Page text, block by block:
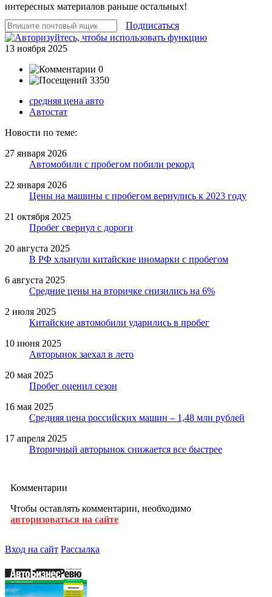
интересных материалов раньше остальных!
Подписаться
13 ноября 2025
0
3350
средняя цена авто
Автостат
Новости по теме:
27 января 2026
Автомобили с пробегом побили рекорд
22 января 2026
Цены на машины с пробегом вернулись к 2023 году
21 октября 2025
Пробег свернул с дороги
20 августа 2025
В РФ хлынули китайские иномарки с пробегом
6 августа 2025
Средние цены на вторичке снизились на 6%
2 июля 2025
Китайские автомобили ударились в пробег
10 июня 2025
Авторынок заехал в лето
20 мая 2025
Пробег оценил сезон
16 мая 2025
Средняя цена российских машин – 1,48 млн рублей
17 апреля 2025
Вторичный авторынок снижается все быстрее
Комментарии
Чтобы оставлять комментарии, необходимо
авторизоваться на сайте
Вход на сайт Рассылка